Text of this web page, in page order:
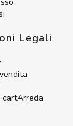
Legali
cartArreda